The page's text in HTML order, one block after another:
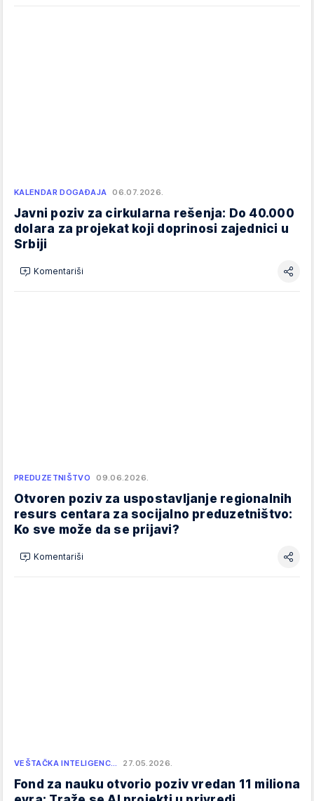
KALENDAR DOGAĐAJA 06.07.2026.
Javni poziv za cirkularna rešenja: Do 40.000
dolara za projekat koji doprinosi zajednici u
Srbiji
Komentariši
PREDUZETNIŠTVO 09.06.2026.
Otvoren poziv za uspostavljanje regionalnih
resurs centara za socijalno preduzetništvo:
Ko sve može da se prijavi?
Komentariši
VEŠTAČKA INTELIGENC… 27.05.2026.
Fond za nauku otvorio poziv vredan 11 miliona